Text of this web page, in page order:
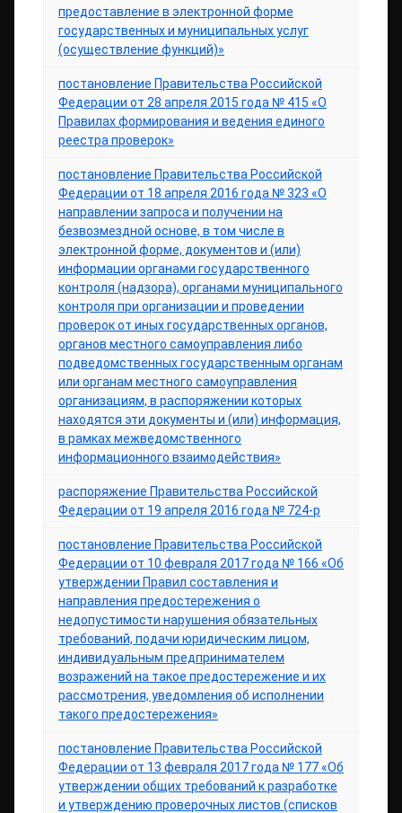
предоставление в электронной форме
государственных и муниципальных услуг
(осуществление функций)»
постановление Правительства Российской
Федерации от 28 апреля 2015 года № 415 «О
Правилах формирования и ведения единого
реестра проверок»
постановление Правительства Российской
Федерации от 18 апреля 2016 года № 323 «О
направлении запроса и получении на
безвозмездной основе, в том числе в
электронной форме, документов и (или)
информации органами государственного
контроля (надзора), органами муниципального
контроля при организации и проведении
проверок от иных государственных органов,
органов местного самоуправления либо
подведомственных государственным органам
или органам местного самоуправления
организациям, в распоряжении которых
находятся эти документы и (или) информация,
в рамках межведомственного
информационного взаимодействия»
распоряжение Правительства Российской
Федерации от 19 апреля 2016 года № 724-р
постановление Правительства Российской
Федерации от 10 февраля 2017 года № 166 «Об
утверждении Правил составления и
направления предостережения о
недопустимости нарушения обязательных
требований, подачи юридическим лицом,
индивидуальным предпринимателем
возражений на такое предостережение и их
рассмотрения, уведомления об исполнении
такого предостережения»
постановление Правительства Российской
Федерации от 13 февраля 2017 года № 177 «Об
утверждении общих требований к разработке
и утверждению проверочных листов (списков